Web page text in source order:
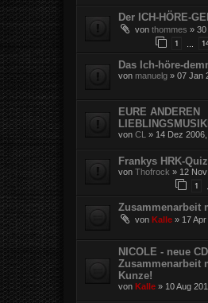
Der ICH-HÖRE-
von thommes » 30
1
Das Ich-höre-
von manuelg » 07 Jan
EURE ANDEREN
von CL » 14 Dez
Frankys HRK-
von Thofrock » 12
1
Zusammenarbeit
von Kalle » 17
NICOLE - neue
Zusammenarbeit
Kunze!
von Kalle » 10 Aug